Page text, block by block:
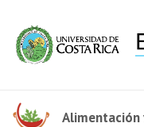
contenido
Alimentación